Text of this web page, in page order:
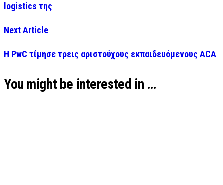
logistics της
Next Article
Η PwC τίμησε τρεις αριστούχους εκπαιδευόμενους ACA
You might be interested in …